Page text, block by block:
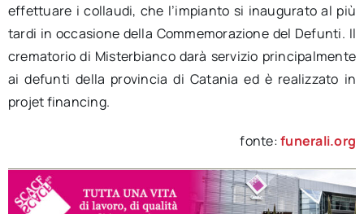
effettuare i collaudi, che l’impianto si inaugurato al più
tardi in occasione della Commemorazione del Defunti. Il
crematorio di Misterbianco darà servizio principalmente
ai defunti della provincia di Catania ed è realizzato in
projet financing.
fonte:funerali.org